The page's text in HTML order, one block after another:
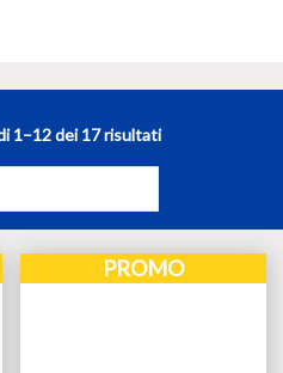
1–12 dei 17 risultati
PROMO